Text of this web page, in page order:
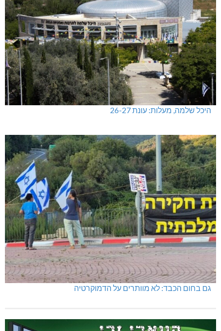
היכל שלמה, מעלות: עונת 26-27
גם בחום הכבד: לא מוותרים על הדמוקרטיה